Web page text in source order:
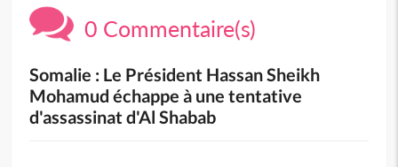
0 Commentaire(s)
Somalie : Le Président Hassan Sheikh
Mohamud échappe à une tentative
d'assassinat d'Al Shabab